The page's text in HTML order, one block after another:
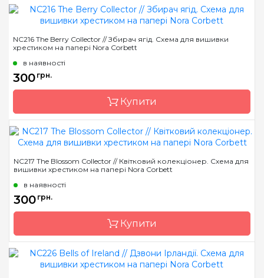
Країна виробник
Розмір
Зашивання
NC216 The Berry Collector // Збирач ягід. Схема для вишивки
хрестиком на папері Nora Corbett
в наявності
300 грн.
Купити
Країна виробник
Розмір
Зашивання
NC217 The Blossom Collector // Квітковий колекціонер. Схема для
вишивки хрестиком на папері Nora Corbett
в наявності
300 грн.
Купити